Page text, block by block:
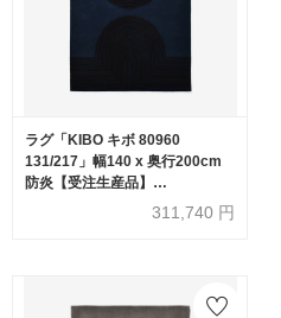
ラグ「KIBO キボ 80960
131/217」幅140 x 奥行200cm
防炎【受注生産品】
FISCHBACHER 1819（フィッ
311,740 円